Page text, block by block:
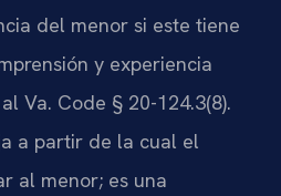
del menor si este tiene
y experiencia
Va. Code § 20-124.3(8).
a partir de la cual el
al menor; es una